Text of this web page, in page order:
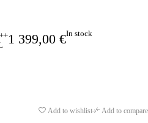
1 399,00 €In stock
Add to wishlist Add to compare